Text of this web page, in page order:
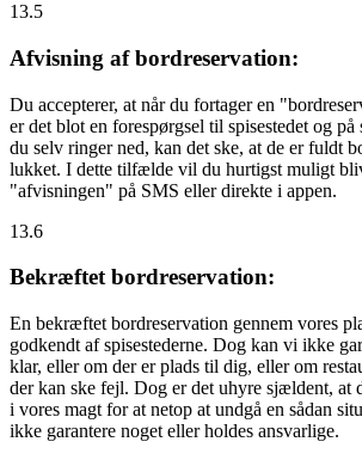
13.5
Afvisning af bordreservation:
Du accepterer, at når du fortager en
er det blot en forespørgsel til spisestedet og på
du selv ringer ned, kan det ske, at de er fuldt
lukket. I dette tilfælde vil du hurtigst muligt
"afvisningen" på SMS eller direkte i appen.
13.6
Bekræftet bordreservation:
En bekræftet bordreservation gennem vores
godkendt af spisestederne. Dog kan vi ikke
klar, eller om der er plads til dig, eller om
der kan ske fejl. Dog er det uhyre sjældent, at
i vores magt for at netop at undgå en sådan
ikke garantere noget eller holdes ansvarlige.